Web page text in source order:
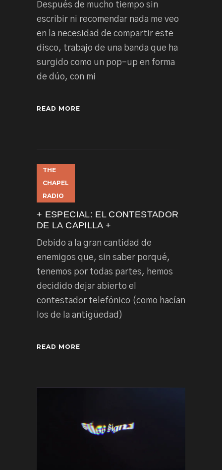
Después de mucho tiempo sin
escribir ni recomendar nada me veo
en la necesidad de compartir este
disco, trabajo de una banda que ha
surgido como un pop-up en forma
de dúo, con mi
READ MORE
THE
CHAPEL
RADIO
+ ESPECIAL: EL CONTESTADOR
DE LA CAPILLA +
Debido a la gran cantidad de
enemigos que, sin saber porqué,
tenemos por todas partes, hemos
decidido dejar abierto el
contestador telefónico (como hacían
los de la antigüedad)
READ MORE